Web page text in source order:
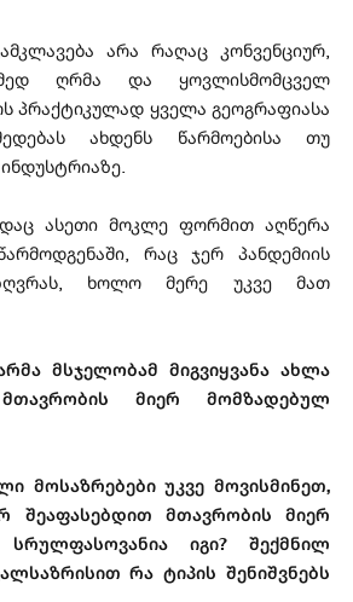
არა რაღაც კონვენციურ,
ღრმა და ყოვლისმომცველ
პრაქტიკულად ყველა გეოგრაფიასა
ახდენს წარმოებისა თუ
ასეთი მოკლე ფორმით აღწერა
რაც ჯერ პანდემიის
ხოლო მერე უკვე მათ
მსჯელობამ მიგვიყვანა ახლა
მიერ მომზადებულ
მოსაზრებები უკვე მოვისმინეთ,
შეაფასებდით მთავრობის მიერ
იგი? შექმნილ
რა ტიპის შენიშვნებს